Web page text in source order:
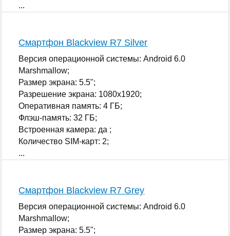
...
Смартфон Blackview R7 Silver
Версия операционной системы: Android 6.0
Marshmallow;
Размер экрана: 5.5";
Разрешение экрана: 1080x1920;
Оперативная память: 4 ГБ;
Флэш-память: 32 ГБ;
Встроенная камера: да ;
Количество SIM-карт: 2;
...
Смартфон Blackview R7 Grey
Версия операционной системы: Android 6.0
Marshmallow;
Размер экрана: 5.5";